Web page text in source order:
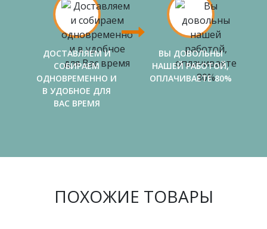
ДОСТАВЛЯЕМ И
СОБИРАЕМ
ОДНОВРЕМЕННО И
В УДОБНОЕ ДЛЯ
ВАС ВРЕМЯ
ВЫ ДОВОЛЬНЫ
НАШЕЙ РАБОТОЙ,
ОПЛАЧИВАЕТЕ 80%
ПОХОЖИЕ ТОВАРЫ